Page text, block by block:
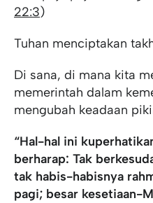
22:3)
Tuhan menciptakan
Di sana, di mana kita
memerintah dalam
mengubah keadaan
“Hal-hal ini
berharap: Tak
tak habis-habisnya
pagi; besar kesetiaan-